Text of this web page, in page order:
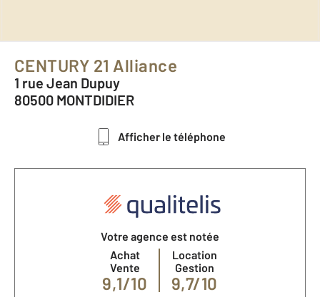
CENTURY 21 Alliance
1 rue Jean Dupuy
80500 MONTDIDIER
Afficher le téléphone
Votre agence est notée
Achat
Vente
9,1/10
Location
Gestion
9,7/10